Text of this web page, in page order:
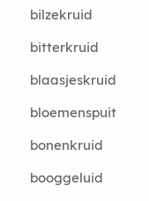
bilzekruid
bitterkruid
blaasjeskruid
bloemenspuit
bonenkruid
booggeluid